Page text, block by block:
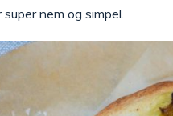
nem og simpel.